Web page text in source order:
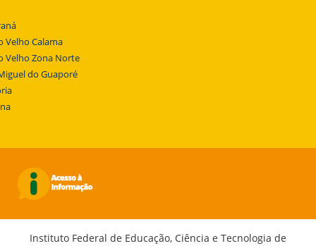
Velho Calama
Velho Zona Norte
do Guaporé
Instituto Federal de Educação, Ciência e Tecnologia de